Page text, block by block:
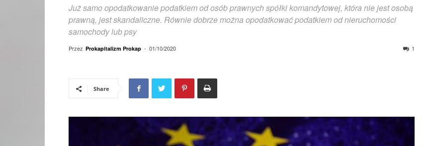
Już samo opodatkowanie podatkiem od osób prawnych spółki komandytowej, która nie jest osobą
prawną, jest skandaliczne. Równie dobrze można opodatkować podatkiem od nieruchomości
samochody lub psy
Przez Prokapitalizm Prokap - 01/10/2020 1
Share